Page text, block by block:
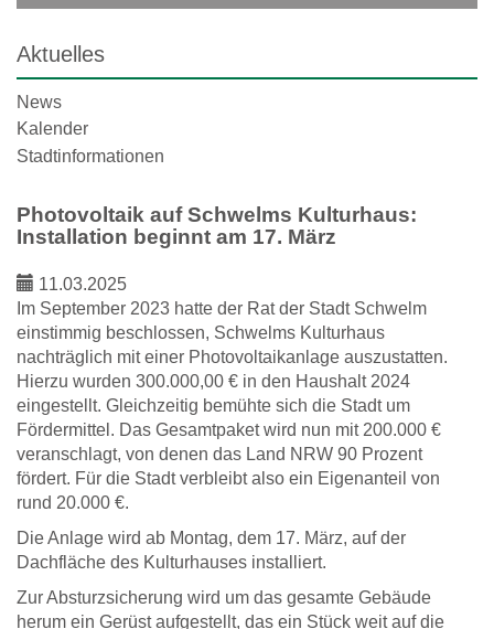
Aktuelles
News
Kalender
Stadtinformationen
Photovoltaik auf Schwelms Kulturhaus:
Installation beginnt am 17. März
11.03.2025
Im September 2023 hatte der Rat der Stadt Schwelm
einstimmig beschlossen, Schwelms Kulturhaus
nachträglich mit einer Photovoltaikanlage auszustatten.
Hierzu wurden 300.000,00 € in den Haushalt 2024
eingestellt. Gleichzeitig bemühte sich die Stadt um
Fördermittel. Das Gesamtpaket wird nun mit 200.000 €
veranschlagt, von denen das Land NRW 90 Prozent
fördert. Für die Stadt verbleibt also ein Eigenanteil von
rund 20.000 €.
Die Anlage wird ab Montag, dem 17. März, auf der
Dachfläche des Kulturhauses installiert.
Zur Absturzsicherung wird um das gesamte Gebäude
herum ein Gerüst aufgestellt, das ein Stück weit auf die